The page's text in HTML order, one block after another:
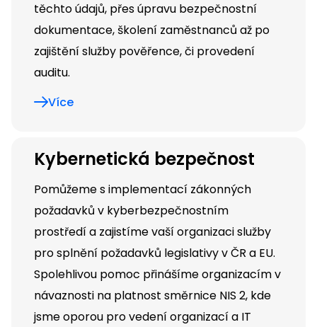
těchto údajů, přes úpravu bezpečnostní
dokumentace, školení zaměstnanců až po
zajištění služby pověřence, či provedení
auditu.
Více
Kybernetická bezpečnost
Pomůžeme s implementací zákonných
požadavků v kyberbezpečnostním
prostředí a zajistíme vaší organizaci služby
pro splnění požadavků legislativy v ČR a EU.
Spolehlivou pomoc přinášíme organizacím v
návaznosti na platnost směrnice NIS 2, kde
jsme oporou pro vedení organizací a IT